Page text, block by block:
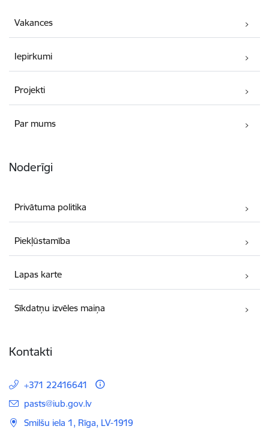
Vakances
Iepirkumi
Projekti
Par mums
Noderīgi
Privātuma politika
Piekļūstamība
Lapas karte
Sīkdatņu izvēles maiņa
Kontakti
+371 22416641
E-pasts:
pasts@iub.gov.lv
Smilšu iela 1, Rīga, LV-1919